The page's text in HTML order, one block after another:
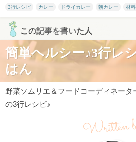
3行レシピ カレー ドライカレー 朝カレー 材
この記事を書いた人
簡単ヘルシー♪3行レ
はん
野菜ソムリエ＆フードコーディネー
の3行レシピ♪
Written